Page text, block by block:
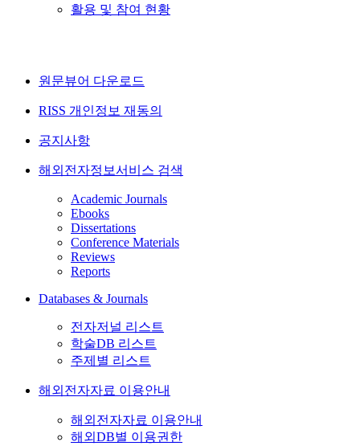
활용 및 참여 현황
원문뷰어 다운로드
RISS 개인정보 재동의
공지사항
해외전자정보서비스 검색
Academic Journals
Ebooks
Dissertations
Conference Materials
Reviews
Reports
Databases & Journals
전자저널 리스트
학술DB 리스트
주제별 리스트
해외전자자료 이용안내
해외전자자료 이용안내
해외DB별 이용권한